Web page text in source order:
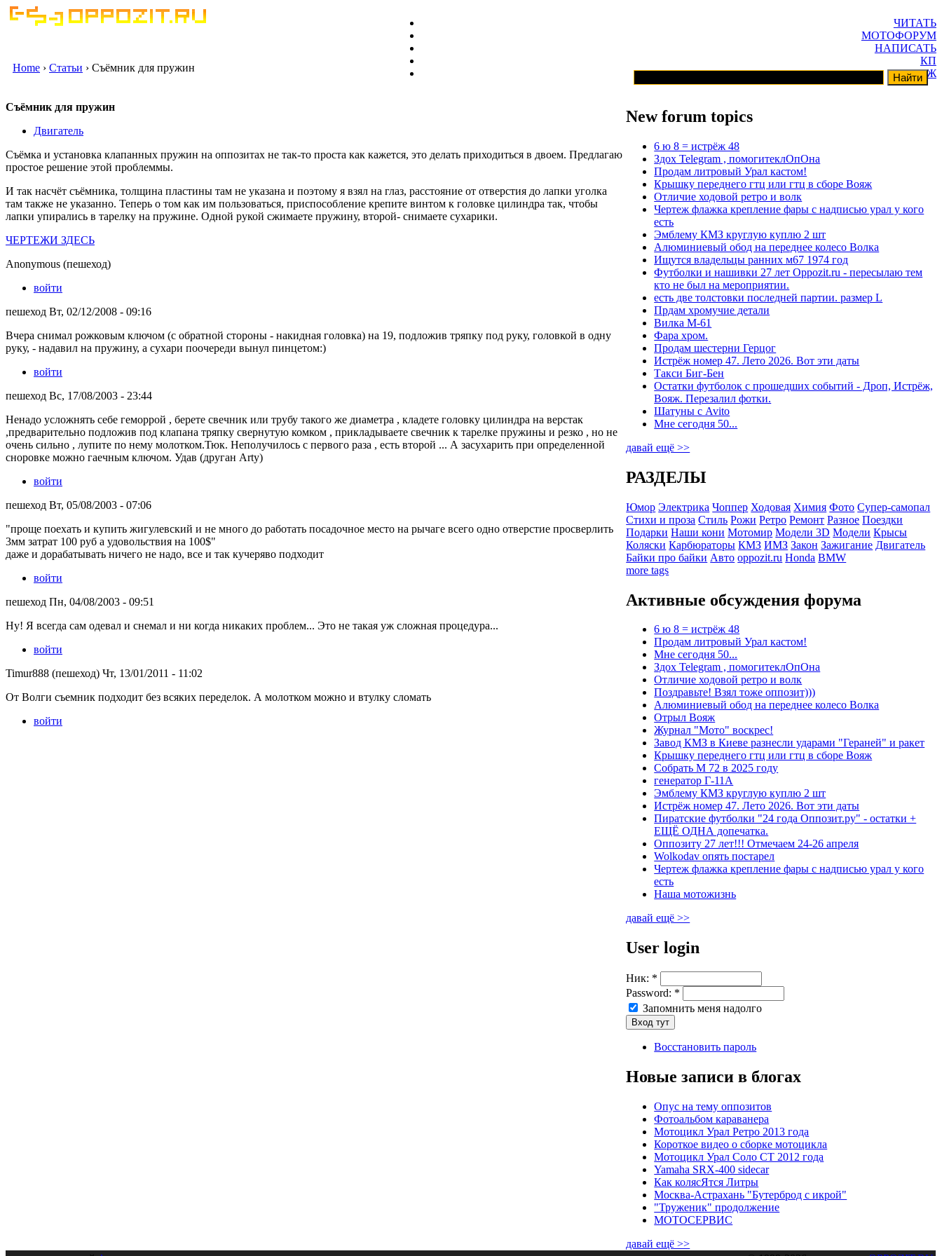
ЧИТАТЬ
МОТОФОРУМ
НАПИСАТЬ
КП
ГАРАЖ
Home › Статьи › Съёмник для пружин
Съёмник для пружин
Двигатель
Съёмка и установка клапанных пружин на оппозитах не так-то проста как кажется, это делать приходиться в двоем. Предлагаю
простое решение этой проблеммы.
И так насчёт съёмника, толщина пластины там не указана и поэтому я взял на глаз, расстояние от отверстия до лапки уголка
там также не указанно. Теперь о том как им пользоваться, приспособление крепите винтом к головке цилиндра так, чтобы
лапки упирались в тарелку на пружине. Одной рукой сжимаете пружину, второй- снимаете сухарики.
ЧЕРТЕЖИ ЗДЕСЬ
Anonymous (пешеход)
войти
пешеход Вт, 02/12/2008 - 09:16
Вчера снимал рожковым ключом (с обратной стороны - накидная головка) на 19, подложив тряпку под руку, головкой в одну
руку, - надавил на пружину, а сухари поочереди вынул пинцетом:)
войти
пешеход Вс, 17/08/2003 - 23:44
Ненадо усложнять себе геморрой , берете свечник или трубу такого же диаметра , кладете головку цилиндра на верстак
,предварительно подложив под клапана тряпку свернутую комком , прикладываете свечник к тарелке пружины и резко , но не
очень сильно , лупите по нему молотком.Тюк. Неполучилось с первого раза , есть второй ... А засухарить при определенной
сноровке можно гаечным ключом. Удав (друган Arty)
войти
пешеход Вт, 05/08/2003 - 07:06
"проще поехать и купить жигулевский и не много до работать посадочное место на рычаге всего одно отверстие просверлить
3мм затрат 100 руб а удовольствия на 100$"
даже и дорабатывать ничего не надо, все и так кучеряво подходит
войти
пешеход Пн, 04/08/2003 - 09:51
Ну! Я всегда сам одевал и снемал и ни когда никаких проблем... Это не такая уж сложная процедура...
войти
Timur888 (пешеход) Чт, 13/01/2011 - 11:02
От Волги съемник подходит без всяких переделок. А молотком можно и втулку сломать
войти
New forum topics
6 ю 8 = истрёж 48
Здох Telegram , помогитеклОпОна
Продам литровый Урал кастом!
Крышку переднего гтц или гтц в сборе Вояж
Отличие ходовой ретро и волк
Чертеж флажка крепление фары с надписью урал у кого
есть
Эмблему КМЗ круглую куплю 2 шт
Алюминиевый обод на переднее колесо Волка
Ищутся владельцы ранних м67 1974 год
Футболки и нашивки 27 лет Oppozit.ru - пересылаю тем
кто не был на мероприятии.
есть две толстовки последней партии. размер L
Прдам хромучие детали
Вилка М-61
Фара хром.
Продам шестерни Герцог
Истрёж номер 47. Лето 2026. Вот эти даты
Такси Биг-Бен
Остатки футболок с прошедших событий - Дроп, Истрёж,
Вояж. Перезалил фотки.
Шатуны с Avito
Мне сегодня 50...
давай ещё >>
РАЗДЕЛЫ
Юмор Электрика Чоппер Ходовая Химия Фото Супер-самопал
Стихи и проза Стиль Рожи Ретро Ремонт Разное Поездки
Подарки Наши кони Мотомир Модели 3D Модели Крысы
Коляски Карбюраторы КМЗ ИМЗ Закон Зажигание Двигатель
Байки про байки Авто oppozit.ru Honda BMW
more tags
Активные обсуждения форума
6 ю 8 = истрёж 48
Продам литровый Урал кастом!
Мне сегодня 50...
Здох Telegram , помогитеклОпОна
Отличие ходовой ретро и волк
Поздравьте! Взял тоже оппозит)))
Алюминиевый обод на переднее колесо Волка
Отрыл Вояж
Журнал "Мото" воскрес!
Завод КМЗ в Киеве разнесли ударами "Гераней" и ракет
Крышку переднего гтц или гтц в сборе Вояж
Собрать М 72 в 2025 году
генератор Г-11А
Эмблему КМЗ круглую куплю 2 шт
Истрёж номер 47. Лето 2026. Вот эти даты
Пиратские футболки "24 года Оппозит.ру" - остатки +
ЕЩЁ ОДНА допечатка.
Оппозиту 27 лет!!! Отмечаем 24-26 апреля
Wolkodav опять постарел
Чертеж флажка крепление фары с надписью урал у кого
есть
Наша мотожизнь
давай ещё >>
User login
Ник: *
Password: *
Запомнить меня надолго
Восстановить пароль
Новые записи в блогах
Опус на тему оппозитов
Фотоальбом караванера
Мотоцикл Урал Ретро 2013 года
Короткое видео о сборке мотоцикла
Мотоцикл Урал Соло СТ 2012 года
Yamaha SRX-400 sidecar
Как колясЯтся Литры
Москва-Астрахань "Бутерброд с икрой"
"Труженик" продолжение
МОТОСЕРВИС
давай ещё >>